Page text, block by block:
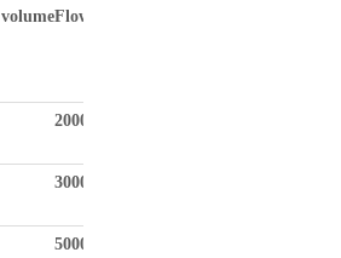
volumeFlow(M
2000
3000
5000